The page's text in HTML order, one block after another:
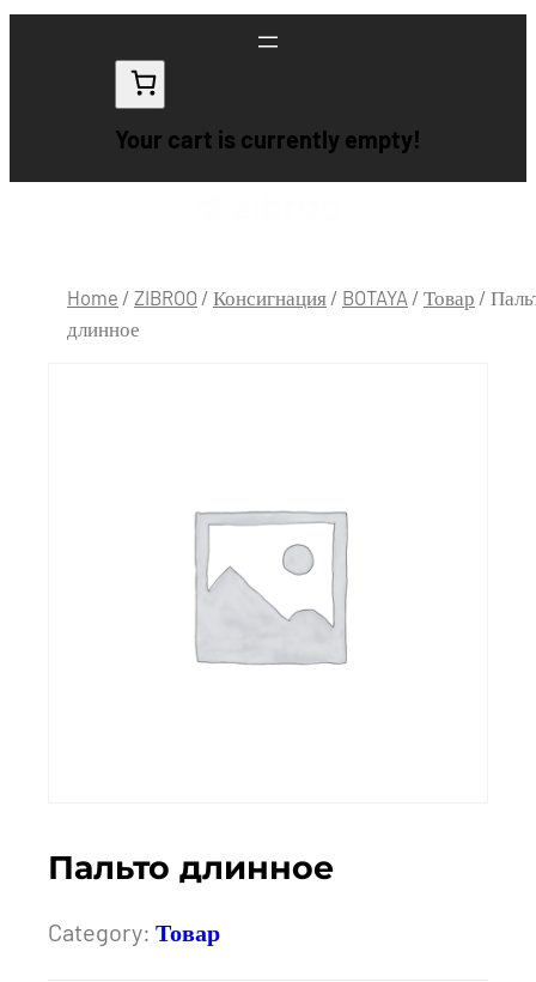
Your cart is currently empty!
Home / ZIBROO / Консигнация / BOTAYA / Товар /
длинное
Пальто длинное
Category: Товар